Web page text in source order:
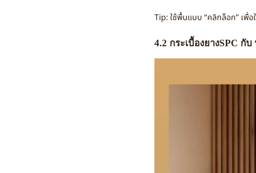
Tip: ใช้พื้นแบบ “คลิกล็อก” เพื่อ
4.2 กระเบื้องยางSPC กับ